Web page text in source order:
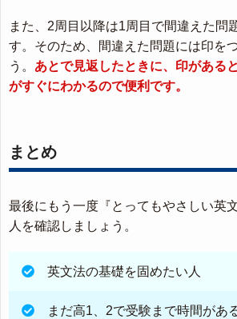
また、2周目以降は1周目で間違えた問
す。そのため、間違えた問題には印を
う。 あとで見返したときに、印がある
がすぐにわかるので便利です。
まとめ
最後にもう一度『とってもやさしい英
人を確認しましょう。
英文法の基礎を固めたい人
まだ高1、2で受験まで時間があ